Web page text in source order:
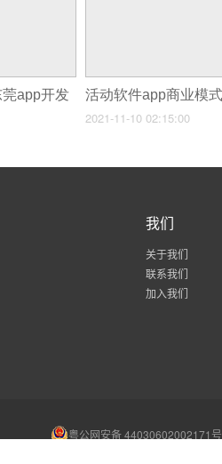
app开发
2021-11-10 02:15:00
我们
关于我们
联系我们
加入我们
粤公网安备 44030602002171号